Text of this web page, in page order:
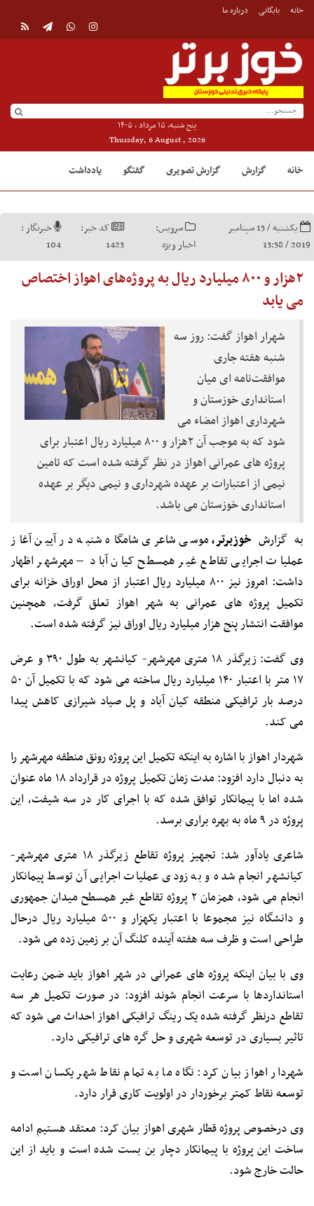
خانه بایگانی درباره ما
پنج شنبه, ۱۵ مرداد , ۱۴۰۵
Thursday, 6 August , 2026
خانه گزارش گزارش تصویری گفتگو یادداشت
یکشنبه / 15 سپتامبر
2019 / 13:58
سرویس:
اخبار ویژه
کد خبر:
1423
خبرنگار :
104
۲هزار و ۸۰۰ میلیارد ریال به پروژه‌های اهواز اختصاص
می یابد
شهرار اهواز گفت: روز سه
شنبه هفته جاری
موافقت‌نامه ای میان
استانداری خوزستان و
شهرداری اهواز امضاء می
شود که به موجب آن ۲هزار و ۸۰۰ میلیارد ریال اعتبار برای
پروژه های عمرانی اهواز در نظر گرفته شده است که تامین
نیمی از اعتبارات بر عهده شهرداری و نیمی دیگر بر عهده
استانداری خوزستان می باشد.
به گزارش خوزبرتر،موسی شاعری شامگاه شنبه در آیین آغاز
عملیات اجرایی تقاطع غیر همسطح کیان آباد – مهرشهر اظهار
داشت: امروز نیز ۸۰۰ میلیارد ریال اعتبار از محل اوراق خزانه برای
تکمیل پروژه های عمرانی به شهر اهواز تعلق گرفت، همچنین
موافقت انتشار پنج هزار میلیارد ریال اوراق نیز گرفته شده است.
وی گفت: زیرگذر ۱۸ متری مهرشهر- کیانشهر به طول ۳۹۰ و عرض
۱۷ متر با اعتبار ۱۴۰ میلیارد ریال ساخته می شود که با تکمیل آن ۵۰
درصد بار ترافیکی منطقه کیان آباد و پل صیاد شیرازی کاهش پیدا
می کند.
شهردار اهواز با اشاره به اینکه تکمیل این پروژه رونق منطقه مهرشهر را
به دنبال دارد افزود: مدت زمان تکمیل پروژه در قرارداد ۱۸ ماه عنوان
شده اما با پیمانکار توافق شده که با اجرای کار در سه شیفت، این
پروژه در ۹ ماه به بهره براری برسد.
شاعری یادآور شد: تجهیز پروژه تقاطع زیرگذر ۱۸ متری مهرشهر-
کیانشهر انجام شده و به زودی عملیات اجرایی آن توسط پیمانکار
انجام می شود، همزمان ۲ پروژه تقاطع غیر همسطح میدان جمهوری
و دانشگاه نیز مجموعا با اعتبار یکهزار و ۵۰۰ میلیارد ریال درحال
طراحی است و ظرف سه هفته آینده کلنگ آن بر زمین زده می شود.
وی با بیان اینکه پروژه های عمرانی در شهر اهواز باید ضمن رعایت
استانداردها با سرعت انجام شوند افزود: در صورت تکمیل هر سه
تقاطع درنظر گرفته شده یک رینگ ترافیکی اهواز احداث می شود که
تاثیر بسیاری در توسعه شهری و حل گره های ترافیکی دارد.
شهردار اهواز بیان کرد: نگاه ما به تمام نقاط شهر یکسان است و
توسعه نقاط کمتر برخوردار در اولویت کاری قرار دارد.
وی درخصوص پروژه قطار شهری اهواز بیان کرد: معتقد هستیم ادامه
ساخت این پروژه با پیمانکار دچار بن بست شده است و باید از این
حالت خارج شود.